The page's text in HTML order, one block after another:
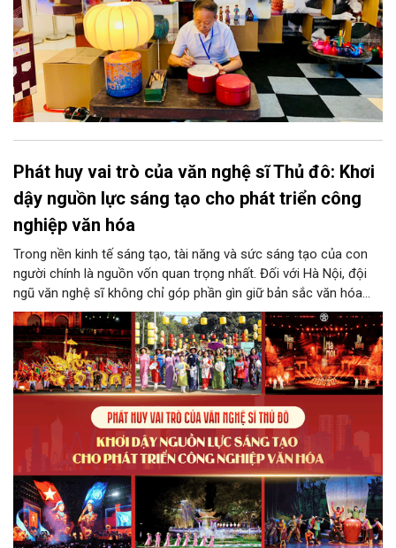
Phát huy vai trò của văn nghệ sĩ Thủ đô: Khơi
dậy nguồn lực sáng tạo cho phát triển công
nghiệp văn hóa
Trong nền kinh tế sáng tạo, tài năng và sức sáng tạo của con
người chính là nguồn vốn quan trọng nhất. Đối với Hà Nội, đội
ngũ văn nghệ sĩ không chỉ góp phần gìn giữ bản sắc văn hóa
mà còn giữ vai trò trung tâm trong quá trình hình thành các sản
phẩm công nghiệp văn hóa có giá trị. Khơi dậy, phát huy và tạo
điều kiện để nguồn lực sáng tạo ấy phát triển sẽ là “chìa khóa”
để Hà Nội khai thác hiệu quả tiềm năng văn hóa, nâng cao năng
lực cạnh tranh và khẳng định vị thế của một trung tâm sáng tạo
trong kỷ nguyên mới.